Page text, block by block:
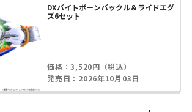
DXバイトボーンバックル＆ライドエグ
ズ6セット
価格：3,520円（税込）
発売日：2026年10月03日